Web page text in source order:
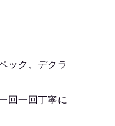
ック、デクラ
回一回丁寧に